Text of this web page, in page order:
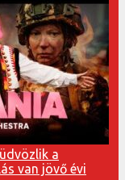
a
van jövő évi